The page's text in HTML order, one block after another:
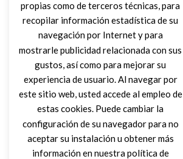
propias como de terceros técnicas, para
recopilar información estadística de su
navegación por Internet y para
mostrarle publicidad relacionada con sus
gustos, así como para mejorar su
experiencia de usuario. Al navegar por
este sitio web, usted accede al empleo de
estas cookies. Puede cambiar la
configuración de su navegador para no
aceptar su instalación u obtener más
información en nuestra política de